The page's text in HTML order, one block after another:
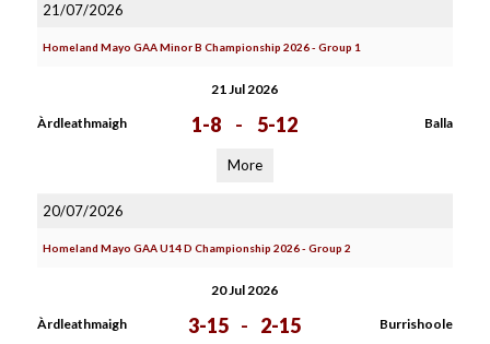
21/07/2026
Homeland Mayo GAA Minor B Championship 2026 - Group 1
21 Jul 2026
Àrdleathmaigh 1-8 - 5-12 Balla
More
20/07/2026
Homeland Mayo GAA U14 D Championship 2026 - Group 2
20 Jul 2026
Àrdleathmaigh 3-15 - 2-15 Burrishoole